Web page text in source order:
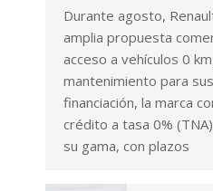
Durante agosto,
amplia propuesta
acceso a vehículos 0
mantenimiento para
financiación, la marca
crédito a tasa 0%
su gama, con plazos